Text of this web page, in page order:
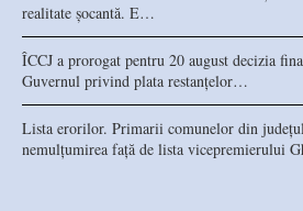
realitate șocantă. E…
ÎCCJ a prorogat pentru 20 august decizia
Guvernul privind plata restanțelor…
Lista erorilor. Primarii comunelor din
nemulțumirea față de lista vicepremierului